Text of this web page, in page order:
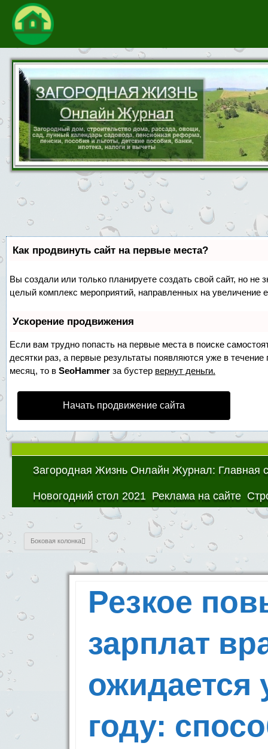
Как продвинуть сайт на первые места?
Вы создали или только планируете создать свой сайт, но не
целый комплекс мероприятий, направленных на увеличение
Ускорение продвижения
Если вам трудно попасть на первые места в поиске
десятки раз, а первые результаты появляются уже в
месяц, то в SeoHammer за бустер вернут деньги.
Начать продвижение сайта
Загородная Жизнь Онлайн Журнал: Главная
Новогодний стол 2021 Реклама на сайте
Боковая колонка
Резкое
зарплат
ожидается
году: